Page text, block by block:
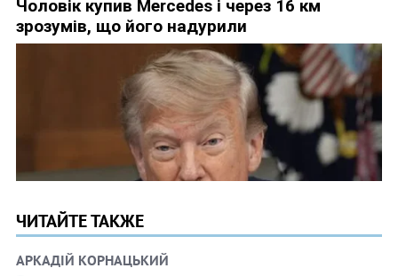
ЧИТАЙТЕ ТАКЖЕ
АРКАДІЙ КОРНАЦЬКИЙ